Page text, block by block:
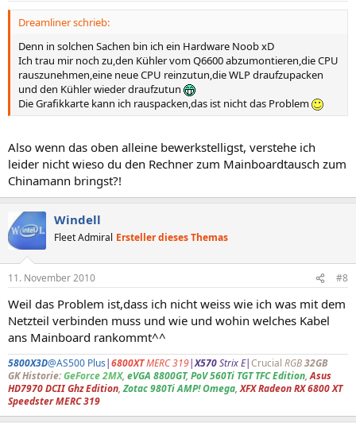
Dreamliner schrieb:
Denn in solchen Sachen bin ich ein Hardware Noob xD
Ich trau mir noch zu,den Kühler vom Q6600 abzumontieren,die CPU
rauszunehmen,eine neue CPU reinzutun,die WLP draufzupacken
und den Kühler wieder draufzutun
Die Grafikkarte kann ich rauspacken,das ist nicht das Problem
Also wenn das oben alleine bewerkstelligst, verstehe ich
leider nicht wieso du den Rechner zum Mainboardtausch zum
Chinamann bringst?!
Windell
Fleet Admiral Ersteller dieses Themas
11. November 2010 #8
Weil das Problem ist,dass ich nicht weiss wie ich was mit dem
Netzteil verbinden muss und wie und wohin welches Kabel
ans Mainboard rankommt^^
5800X3D@AS500 Plus|6800XTMERC 319|X570Strix E|Crucial RGB32GB
GK Historie:GeForce 2MX, eVGA 8800GT, PoV 560Ti TGT TFC Edition,Asus
HD7970 DCII Ghz Edition,Zotac 980Ti AMP! Omega,XFX Radeon RX 6800 XT
Speedster MERC 319